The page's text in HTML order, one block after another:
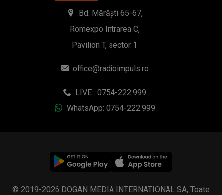
Bd. Mărăști 65-67,
Romexpo Intrarea C,
Pavilion T, sector 1
office@radioimpuls.ro
LIVE : 0754-222.999
WhatsApp: 0754-222.999
© 2019-2026 DOGAN MEDIA INTERNATIONAL SA, Toate